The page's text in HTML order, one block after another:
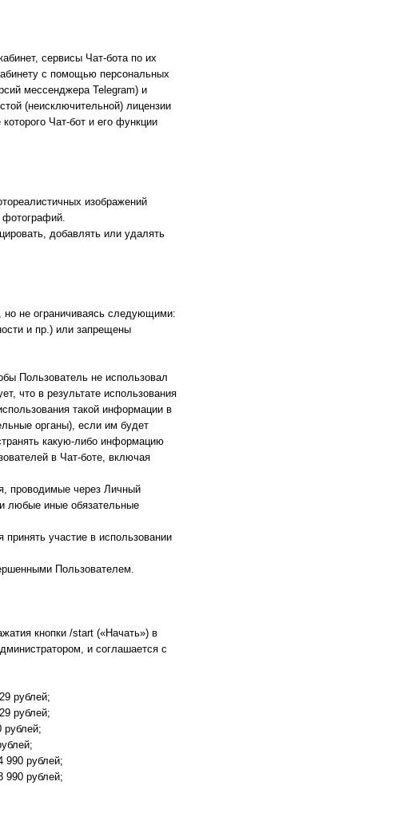
сервисы Чат-бота по их
с помощью персональных
мессенджера Telegram) и
(неисключительной) лицензии
Чат-бот и его функции
изображений
фотографий.
добавлять или удалять
не ограничиваясь следующими:
и пр.) или запрещены
Пользователь не использовал
что в результате использования
такой информации в
органы), если им будет
какую-либо информацию
в Чат-боте, включая
проводимые через Личный
любые иные обязательные
участие в использовании
Пользователем.
кнопки /start («Начать») в
и соглашается с
рублей;
рублей;
рублей;
990 рублей;
990 рублей;